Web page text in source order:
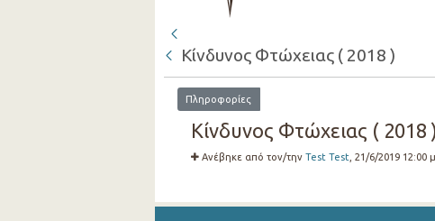
Κίνδυνος Φτώχειας ( 2018 )
Πληροφορίες
Κίνδυνος Φτώχειας (
Ανέβηκε από τον/την Test Test , 21/6/2019 12:00